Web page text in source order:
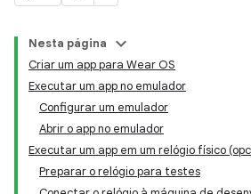
Nesta página
Criar um app para Wear OS
Executar um app no emulador
Configurar um emulador
Abrir o app no emulador
Executar um app em um relógio físico
Preparar o relógio para testes